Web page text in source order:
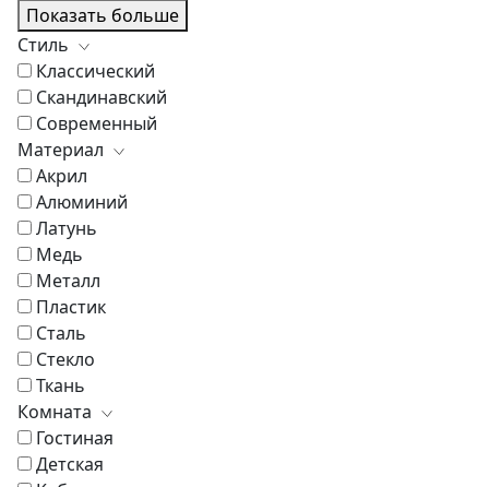
Показать больше
Стиль
Классический
Скандинавский
Современный
Материал
Акрил
Алюминий
Латунь
Медь
Металл
Пластик
Сталь
Стекло
Ткань
Комната
Гостиная
Детская